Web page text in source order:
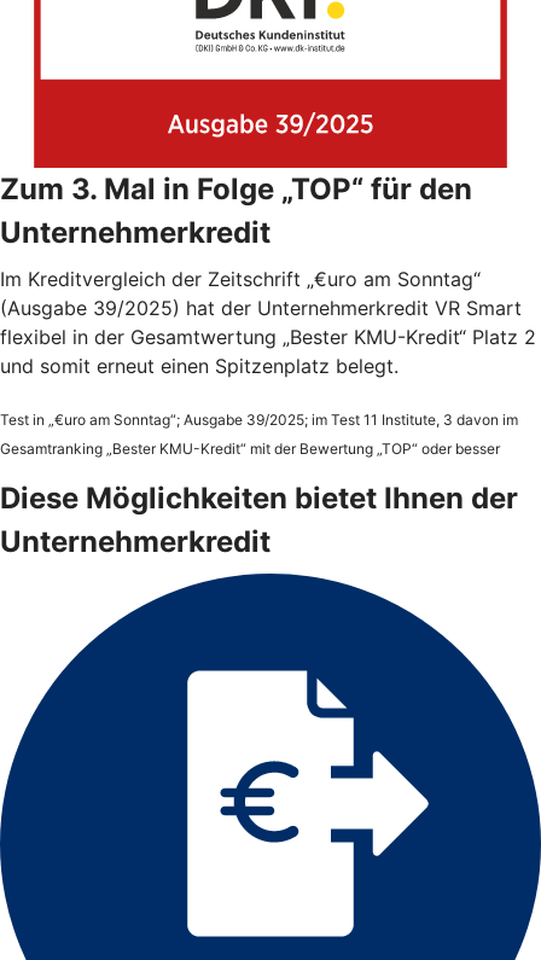
Zum 3. Mal in Folge „TOP“ für den
Unternehmerkredit
Im Kreditvergleich der Zeitschrift „€uro am Sonntag“
(Ausgabe 39/2025) hat der Unternehmerkredit VR Smart
flexibel in der Gesamtwertung „Bester KMU-Kredit“ Platz 2
und somit erneut einen Spitzenplatz belegt.
Test in „€uro am Sonntag“; Ausgabe 39/2025; im Test 11 Institute, 3 davon im
Gesamtranking „Bester KMU-Kredit“ mit der Bewertung „TOP“ oder besser
Diese Möglichkeiten bietet Ihnen der
Unternehmerkredit